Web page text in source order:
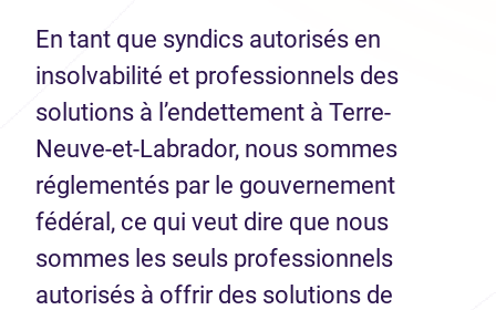
En tant que syndics autorisés en
insolvabilité et professionnels des
solutions à l’endettement à Terre-
Neuve-et-Labrador, nous sommes
réglementés par le gouvernement
fédéral, ce qui veut dire que nous
sommes les seuls professionnels
autorisés à offrir des solutions de